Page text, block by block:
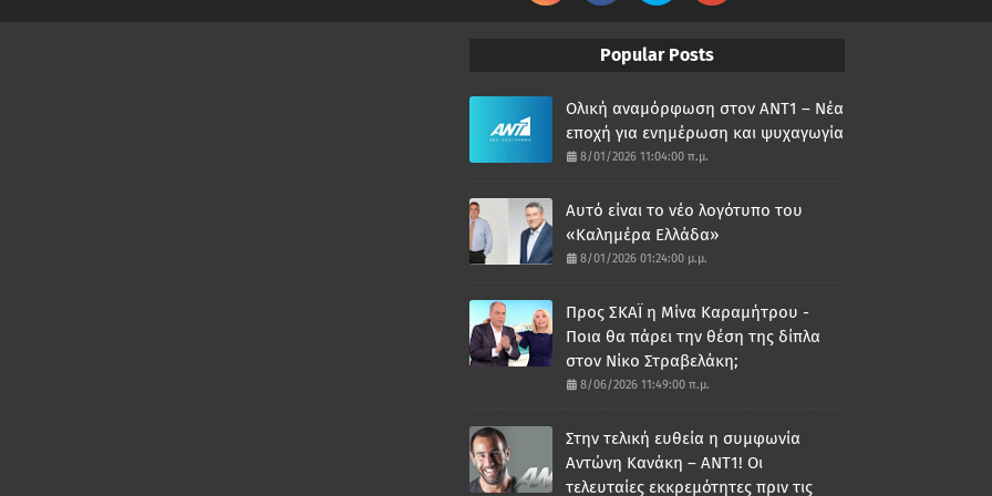
Popular Posts
Ολική αναμόρφωση στον ΑΝΤ1 – Νέα
εποχή για ενημέρωση και ψυχαγωγία
8/01/2026 11:04:00 π.μ.
Αυτό είναι το νέο λογότυπο του
«Καλημέρα Ελλάδα»
8/01/2026 01:24:00 μ.μ.
Προς ΣΚΑΪ η Μίνα Καραμήτρου -
Ποια θα πάρει την θέση της δίπλα
στον Νίκο Στραβελάκη;
8/06/2026 11:49:00 π.μ.
Στην τελική ευθεία η συμφωνία
Αντώνη Κανάκη – ΑΝΤ1! Οι
τελευταίες εκκρεμότητες πριν τις